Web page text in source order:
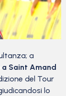
a
Saint Amand
del Tour
lo